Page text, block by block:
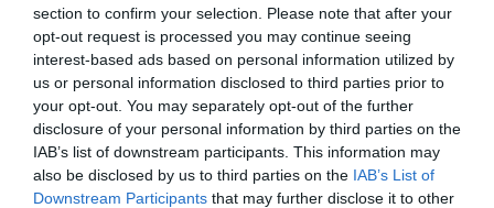
section to confirm your selection. Please note that after your
opt-out request is processed you may continue seeing
interest-based ads based on personal information utilized by
us or personal information disclosed to third parties prior to
your opt-out. You may separately opt-out of the further
disclosure of your personal information by third parties on the
IAB’s list of downstream participants. This information may
also be disclosed by us to third parties on the IAB’s List of
Downstream Participants that may further disclose it to other
"Masseria Corda di Lana Resort sorge nell'incantevole atmosfera della
Terra d’Arneo, nel cuore del Salento, a soli quattr..."
Masseria Cristo- Ugento - Strada Provinciale Acquarica - Torre
Mozza (Lecce)
"Masseria Cristo, una costruzione del XV secolo, sorge nelle
campagne di Ugento e, immersa nella macchia mediterranea, av..."
Masseria degli Ulivi - Noto - Contrada Porcari (Siracusa)
"La Masseria degli Ulivi è una tranquilla oasi di benessere situata nei
pressi di Noto, in Contrada Porcari, tra i colori..."